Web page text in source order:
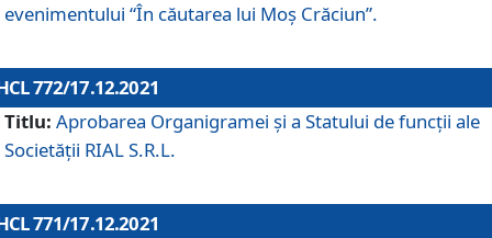
evenimentului “În căutarea lui Moș Crăciun”.
772/17.12.2021
Titlu: Aprobarea Organigramei şi a Statului de funcţii ale
Societăţii RIAL S.R.L.
771/17.12.2021